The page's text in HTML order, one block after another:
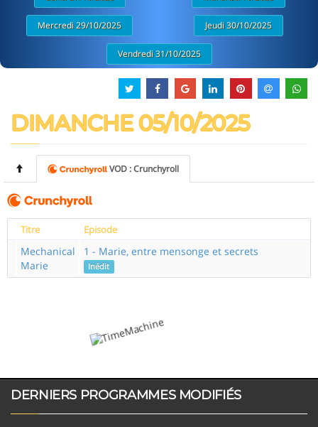
Mercredi 29/10/2025 Jeudi 30/10/2025
Vendredi 31/10/2025
DIMANCHE 05/10/2025
VOD : Crunchyroll
Titre Episode
Mechanical
Marie
1 - Marie, entre mensonge et secrets
Inédit
DERNIERS PROGRAMMES MODIFIÉS